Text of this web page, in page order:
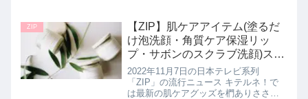
れる電気ファンヒーターは寒い日の強
い味方！パナソニックさんやシ...
ZIP
【ZIP】肌ケアアイテム(塗るだ
け泡洗顔・角質ケア保湿リッ
プ・サボンのスクラブ洗顔)スキ
ンケアグッズ｜キテルネ｜11月
7日
2022年11月7日の日本テレビ系列
「ZIP」の流行ニュース キテルネ！で
は最新の肌ケアグッズを椚ありささん